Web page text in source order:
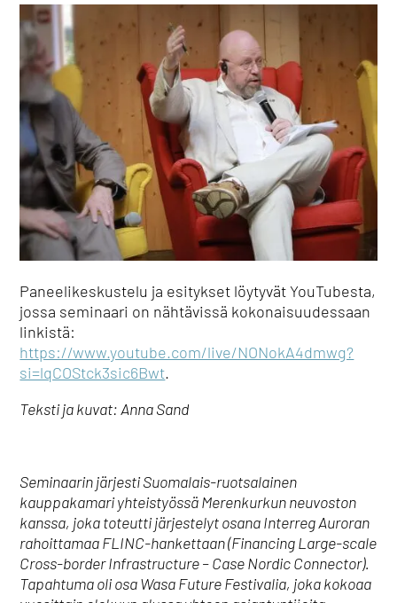
Paneelikeskustelu ja esitykset löytyvät YouTubesta,
jossa seminaari on nähtävissä kokonaisuudessaan
linkistä:
https://www.youtube.com/live/NONokA4dmwg?
si=lqCOStck3sic6Bwt.
Teksti ja kuvat: Anna Sand
Seminaarin järjesti Suomalais-ruotsalainen
kauppakamari yhteistyössä Merenkurkun neuvoston
kanssa, joka toteutti järjestelyt osana Interreg Auroran
rahoittamaa FLINC-hankettaan (Financing Large-scale
Cross-border Infrastructure – Case Nordic Connector).
Tapahtuma oli osa Wasa Future Festivalia, joka kokoaa